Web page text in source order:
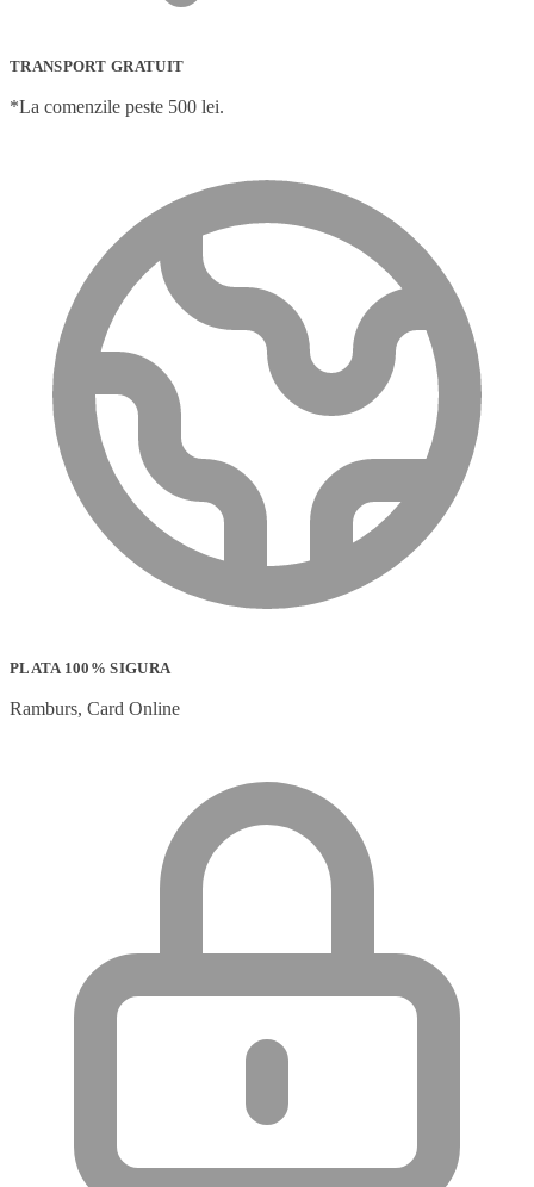
TRANSPORT GRATUIT
*La comenzile peste 500 lei.
PLATA 100% SIGURA
Ramburs, Card Online